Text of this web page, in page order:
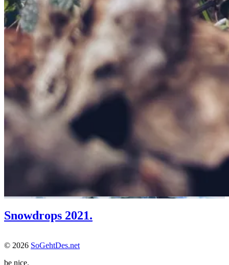
Snowdrops 2021.
© 2026 SoGehtDes.net
be nice.